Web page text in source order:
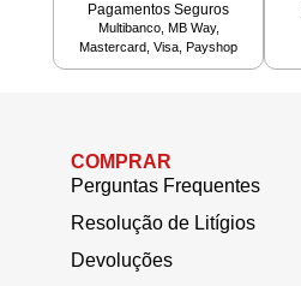
Pagamentos Seguros
Multibanco, MB Way,
Mastercard, Visa, Payshop
COMPRAR
Perguntas Frequentes
Resolução de Litígios
Devoluções